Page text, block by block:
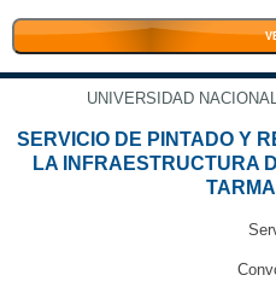
UNIVERSIDAD
SERVICIO DE PINTADO Y
LA INFRAESTRUCTURA